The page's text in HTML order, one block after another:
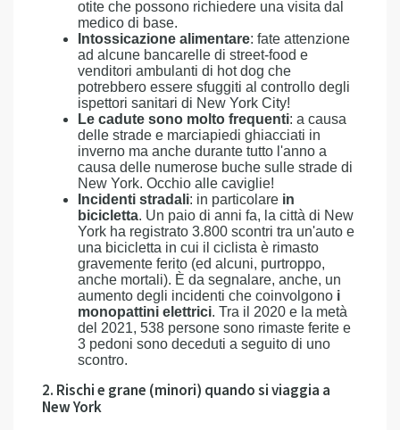
otite che possono richiedere una visita dal
medico di base.
Intossicazione alimentare: fate attenzione
ad alcune bancarelle di street-food e
venditori ambulanti di hot dog che
potrebbero essere sfuggiti al controllo degli
ispettori sanitari di New York City!
Le cadute sono molto frequenti: a causa
delle strade e marciapiedi ghiacciati in
inverno ma anche durante tutto l'anno a
causa delle numerose buche sulle strade di
New York. Occhio alle caviglie!
Incidenti stradali: in particolare in
bicicletta. Un paio di anni fa, la città di New
York ha registrato 3.800 scontri tra un'auto e
una bicicletta in cui il ciclista è rimasto
gravemente ferito (ed alcuni, purtroppo,
anche mortali). È da segnalare, anche, un
aumento degli incidenti che coinvolgono i
monopattini elettrici. Tra il 2020 e la metà
del 2021, 538 persone sono rimaste ferite e
3 pedoni sono deceduti a seguito di uno
scontro.
2. Rischi e grane (minori) quando si viaggia a
New York